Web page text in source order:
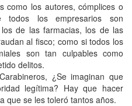
como los autores, cómplices o
todos los empresarios son
de las farmacias, los de las
al fisco; como si todos los
son tan culpables como
delitos.
¿Se imaginan que
legítima? Hay que hacer
que se les toleró tantos años.